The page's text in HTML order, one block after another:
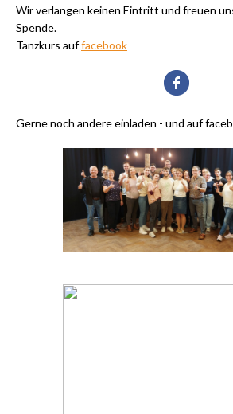
Wir verlangen keinen Eintritt und freuen
Spende.
Tanzkurs auffacebook
Gerne noch andere einladen - und auf